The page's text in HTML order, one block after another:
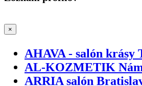
×
AHAVA - salón krásy
AL-KOZMETIK
ARRIA salón